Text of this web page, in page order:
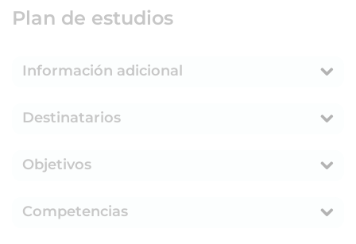
Plan de estudios
Información adicional
Destinatarios
Objetivos
Competencias